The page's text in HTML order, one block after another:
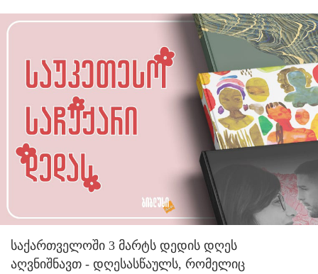
საქართველოში 3 მარტს დედის დღეს
აღვნიშნავთ - დღესასწაულს, რომელიც